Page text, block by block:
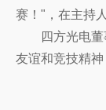
赛！"，在主持
四方光电董事
友谊和竞技精